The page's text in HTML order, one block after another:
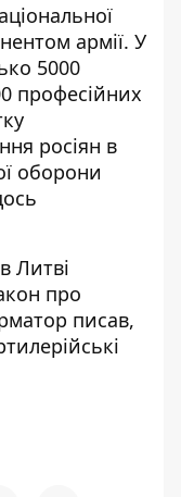
армії. У
5000
професійних
росіян в
оборони
Литві
про
писав,